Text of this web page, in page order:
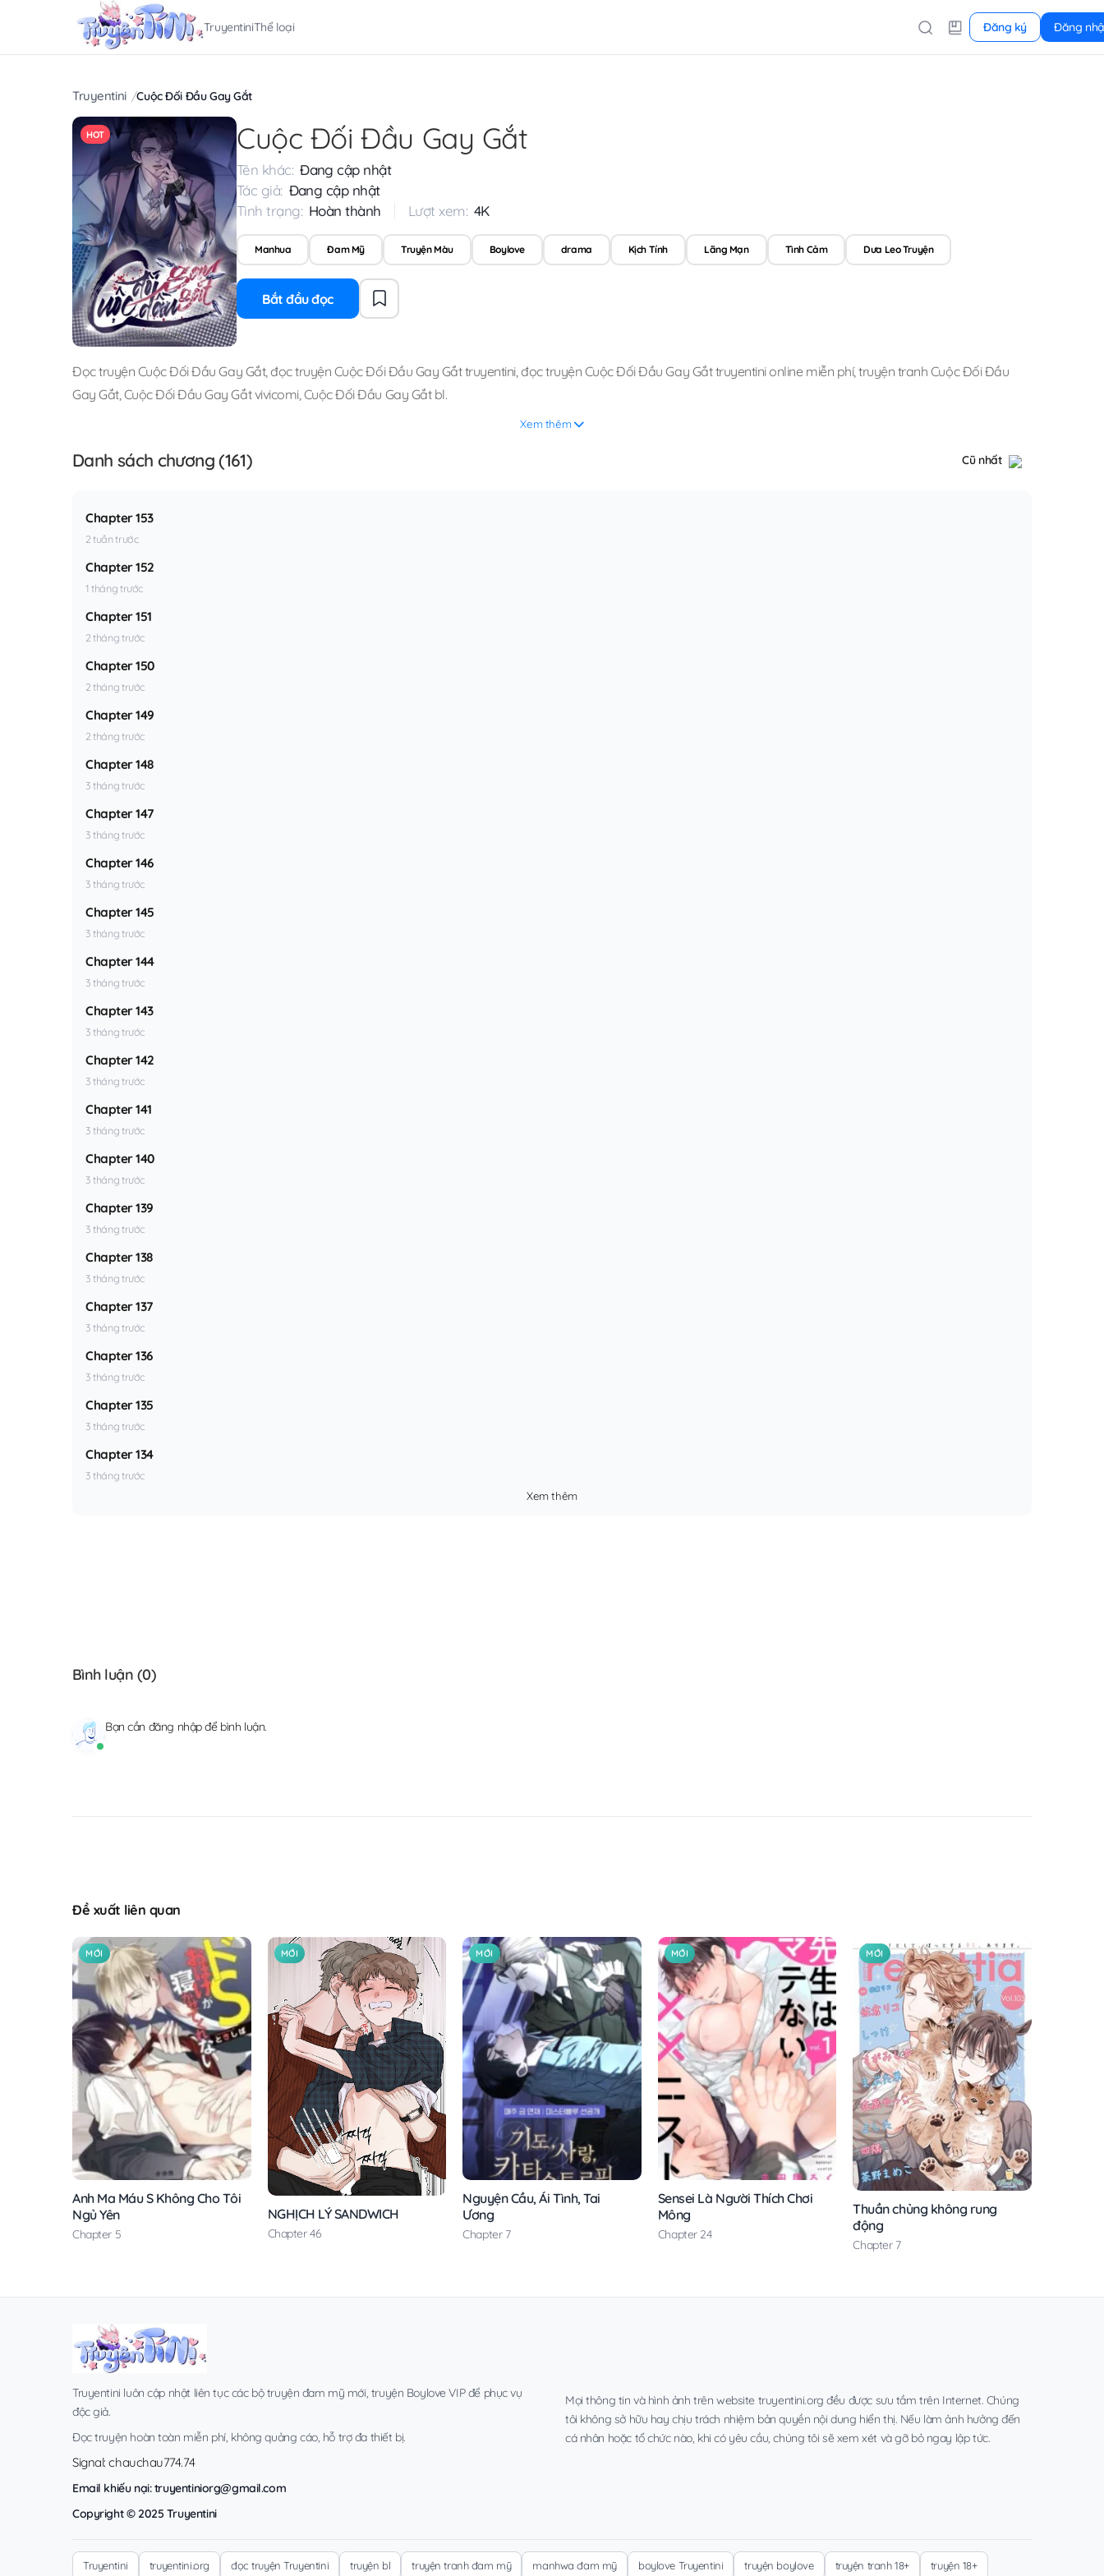
TruyentiniThể loại Đăng ký Đăng
Truyentini Cuộc Đối Đầu Gay Gắt
HOT Cuộc Đối Đầu Gay Gắt
Tên khác: Đang cập nhật
Tác giả: Đang cập nhật
Tình trạng: Hoàn thành Lượt xem: 4K
Manhua Đam Mỹ Truyện Màu Boylove drama Kịch Tính Lãng Mạn Tình Cảm Dưa Leo Truyện
Bắt đầu đọc
Đọc truyện Cuộc Đối Đầu Gay Gắt,đọc truyện Cuộc Đối Đầu Gay Gắt truyentini,đọc truyện Cuộc Đối Đầu Gay Gắt truyentini online miễn phí,truyện tranh Cuộc Đối Đầu
Gay Gắt,Cuộc Đối Đầu Gay Gắt vivicomi,Cuộc Đối Đầu Gay Gắt bl.
Xem thêm
Danh sách chương (161) Cũ nhất
Chapter 153
2 tuần trước
Chapter 152
1 tháng trước
Chapter 151
2 tháng trước
Chapter 150
2 tháng trước
Chapter 149
2 tháng trước
Chapter 148
3 tháng trước
Chapter 147
3 tháng trước
Chapter 146
3 tháng trước
Chapter 145
3 tháng trước
Chapter 144
3 tháng trước
Chapter 143
3 tháng trước
Chapter 142
3 tháng trước
Chapter 141
3 tháng trước
Chapter 140
3 tháng trước
Chapter 139
3 tháng trước
Chapter 138
3 tháng trước
Chapter 137
3 tháng trước
Chapter 136
3 tháng trước
Chapter 135
3 tháng trước
Chapter 134
3 tháng trước
Xem thêm
Bình luận (0)
Bạn cần đăng nhậpđể bình luận.
Đề xuất liên quan
MỚI
Anh Ma Máu S Không Cho Tôi
Ngủ Yên
Chapter 5
MỚI
NGHỊCH LÝ SANDWICH
Chapter 46
MỚI
Nguyện Cầu, Ái Tình, Tai
Ương
Chapter 7
MỚI
Sensei Là Người Thích Chơi
Mông
Chapter 24
MỚI
Thuần chủng không rung
động
Chapter 7
Truyentini luôn cập nhật liên tục các bộ truyện đam mỹ mới, truyện Boylove VIP để phục vụ
độc giả.
Đọc truyện hoàn toàn miễn phí, không quảng cáo, hỗ trợ đa thiết bị.
Signal: chauchau774.74
Email khiếu nại:truyentiniorg@gmail.com
Copyright © 2025 Truyentini
Mọi thông tin và hình ảnh trên website truyentini.org đều được sưu tầm trên Internet. Chúng
tôi không sở hữu hay chịu trách nhiệm bản quyền nội dung hiển thị. Nếu làm ảnh hưởng đến
cá nhân hoặc tổ chức nào, khi có yêu cầu, chúng tôi sẽ xem xét và gỡ bỏ ngay lập tức.
Truyentini truyentini.org đọc truyện Truyentini truyện bl truyện tranh đam mỹ manhwa đam mỹ boylove Truyentini truyện boylove truyện tranh 18+ truyện 18+